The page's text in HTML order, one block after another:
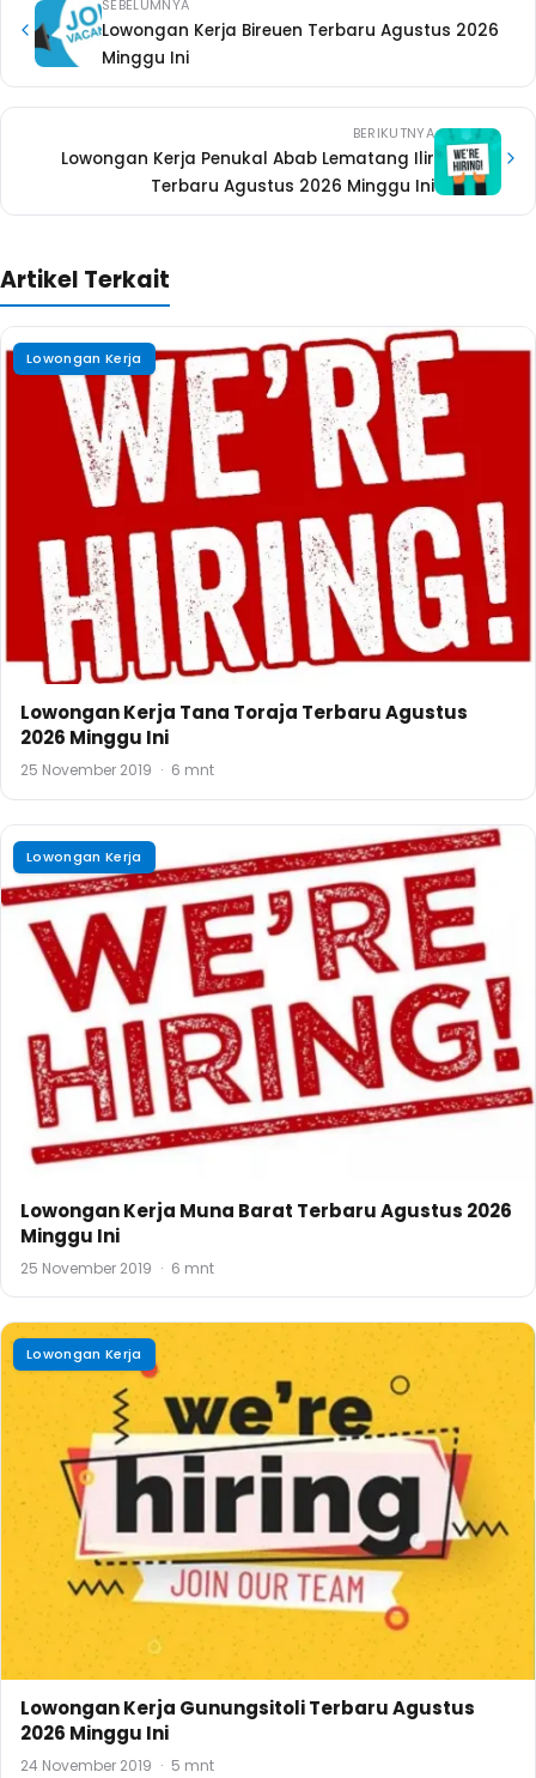
SEBELUMNYA
Lowongan Kerja Bireuen Terbaru Agustus 2026
Minggu Ini
BERIKUTNYA
Lowongan Kerja Penukal Abab Lematang Ilir
Terbaru Agustus 2026 Minggu Ini
Artikel Terkait
Lowongan Kerja
Lowongan Kerja Tana Toraja Terbaru Agustus
2026 Minggu Ini
25 November 2019 · 6 mnt
Lowongan Kerja
Lowongan Kerja Muna Barat Terbaru Agustus 2026
Minggu Ini
25 November 2019 · 6 mnt
Lowongan Kerja
Lowongan Kerja Gunungsitoli Terbaru Agustus
2026 Minggu Ini
24 November 2019 · 5 mnt